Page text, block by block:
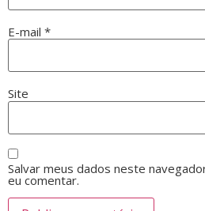
E-mail *
Site
Salvar meus dados neste
eu comentar.